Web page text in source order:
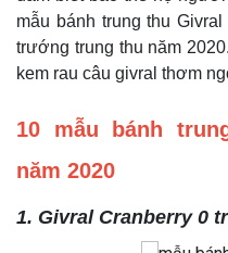
mẫu bánh trung thu
trướng trung thu năm
kem rau câu givral thơm
10 mẫu bánh
năm 2020
1. Givral Cranberry 0